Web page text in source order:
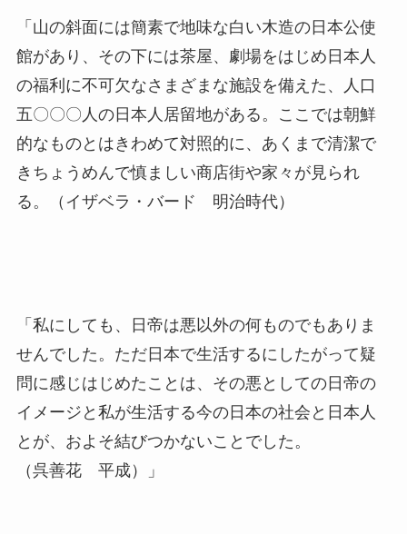
「山の斜面には簡素で地味な白い木造の日本公使
館があり、その下には茶屋、劇場をはじめ日本人
の福利に不可欠なさまざまな施設を備えた、人口
五〇〇〇人の日本人居留地がある。ここでは朝鮮
的なものとはきわめて対照的に、あくまで清潔で
きちょうめんで慎ましい商店街や家々が見られ
る。（イザベラ・バード 明治時代）
「私にしても、日帝は悪以外の何ものでもありま
せんでした。ただ日本で生活するにしたがって疑
問に感じはじめたことは、その悪としての日帝の
イメージと私が生活する今の日本の社会と日本人
とが、およそ結びつかないことでした。
（呉善花 平成）」